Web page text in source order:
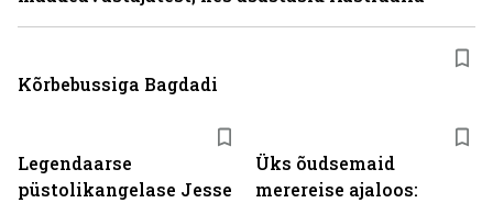
Legendaarse
püstolikangelase Jesse
Üks õudsemaid
merereise ajaloos:
Kõrbebussiga Bagdadi